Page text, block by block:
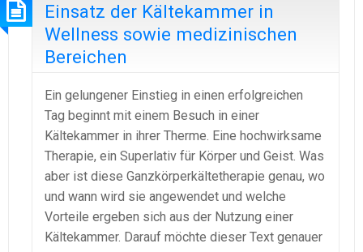
Einsatz der Kältekammer in
Wellness sowie medizinischen
Bereichen
Ein gelungener Einstieg in einen erfolgreichen
Tag beginnt mit einem Besuch in einer
Kältekammer in ihrer Therme. Eine hochwirksame
Therapie, ein Superlativ für Körper und Geist. Was
aber ist diese Ganzkörperkältetherapie genau, wo
und wann wird sie angewendet und welche
Vorteile ergeben sich aus der Nutzung einer
Kältekammer. Darauf möchte dieser Text genauer